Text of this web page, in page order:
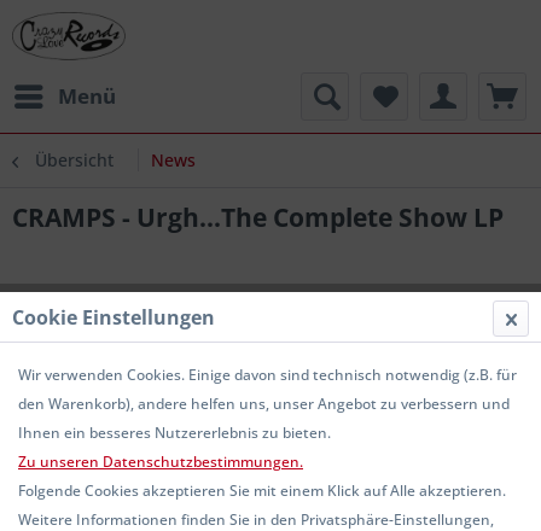
Menü
Übersicht News
CRAMPS - Urgh...The Complete Show LP
Cookie Einstellungen
Wir verwenden Cookies. Einige davon sind technisch notwendig (z.B. für
den Warenkorb), andere helfen uns, unser Angebot zu verbessern und
Ihnen ein besseres Nutzererlebnis zu bieten.
Zu unseren Datenschutzbestimmungen.
Folgende Cookies akzeptieren Sie mit einem Klick auf Alle akzeptieren.
Weitere Informationen finden Sie in den Privatsphäre-Einstellungen,